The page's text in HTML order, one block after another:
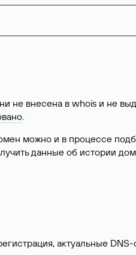
не внесена в whois и не
.
можно и в процессе
данные об истории
актуальные